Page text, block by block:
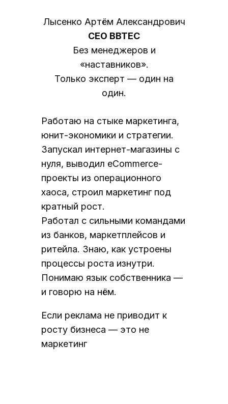
Лысенко Артём Александрович
CEO BBTEC
Без менеджеров и
«наставников».
Только эксперт — один на
один.
Работаю на стыке маркетинга,
юнит-экономики и стратегии.
Запускал интернет-магазины с
нуля, выводил eCommerce-
проекты из операционного
хаоса, строил маркетинг под
кратный рост.
Работал с сильными командами
из банков, маркетплейсов и
ритейла. Знаю, как устроены
процессы роста изнутри.
Понимаю язык собственника —
и говорю на нём.
Если реклама не приводит к
росту бизнеса — это не
маркетинг